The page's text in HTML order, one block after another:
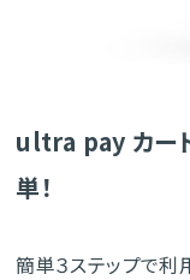
ultra pay カー
単！
簡単３ステップで利